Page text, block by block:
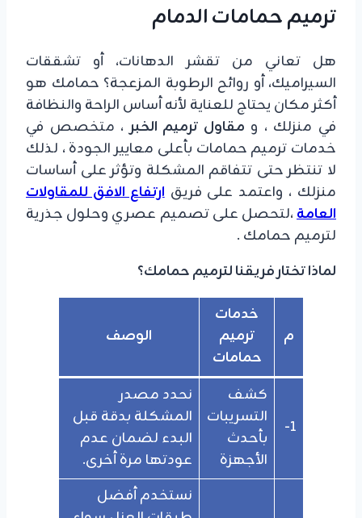
ترميم حمامات الدمام
​هل تعاني من تقشر الدهانات، أو تشققات
السيراميك، أو روائح الرطوبة المزعجة؟ حمامك هو
أكثر مكان يحتاج للعناية لأنه أساس الراحة والنظافة
في منزلك ، و مقاول ترميم الخبر، متخصص في
خدمات ترميم حمامات بأعلى معايير الجودة ، لذلك
لا تنتظر حتى تتفاقم المشكلة وتؤثر على أساسات
منزلك ، واعتمد على فريقارتفاع الافق للمقاولات
العامة،لتحصل على تصميم عصري وحلول جذرية
لترميم حمامك .
​لماذا تختار فريقنا لترميم حمامك؟
م
خدمات
ترميم
حمامات
الوصف
1-
​كشف
التسريبات
بأحدث
الأجهزة
نحدد مصدر
المشكلة بدقة قبل
البدء لضمان عدم
عودتها مرة أخرى.
نستخدم أفضل